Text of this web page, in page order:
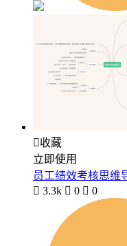
收藏
立即使用
员工绩效考核思维
 3.3k  0  0